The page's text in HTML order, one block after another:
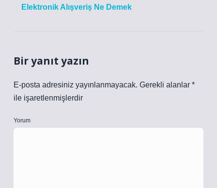
Elektronik Alışveriş Ne Demek
Bir yanıt yazın
E-posta adresiniz yayınlanmayacak. Gerekli alanlar *
ile işaretlenmişlerdir
Yorum